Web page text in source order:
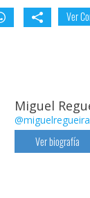
Ver
Miguel
@miguelregueira
Ver biografía